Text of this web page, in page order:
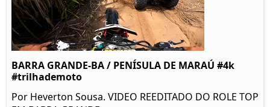
BARRA GRANDE-BA / PENÍSULA DE MARAÚ #4k
#trilhademoto
Por Heverton Sousa. VIDEO REEDITADO DO ROLE TOP